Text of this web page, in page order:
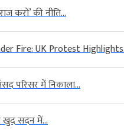
करो’ की नीति...
Fire: UK Protest
परिसर में निकाला...
खुद सदन में...